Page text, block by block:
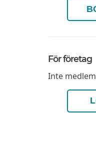
För företag
Inte